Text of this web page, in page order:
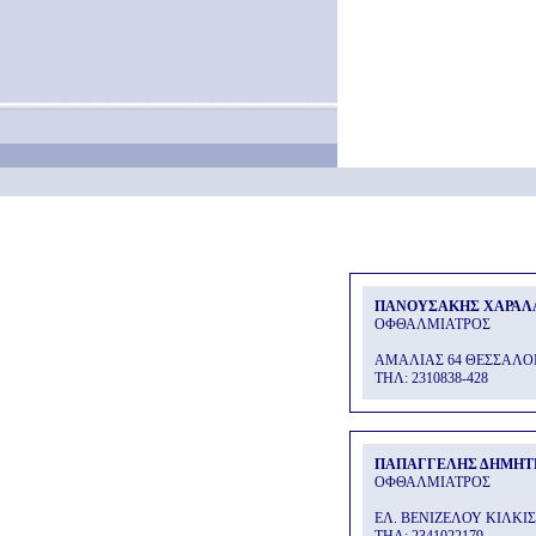
ΠΑΝΟΥΣΑΚΗΣ
ΟΦΘΑΛΜΙΑΤΡΟΣ
ΑΜΑΛΙΑΣ 64
THΛ: 2310838-428
ΠΑΠΑΓΓΕΛΗΣ
ΟΦΘΑΛΜΙΑΤΡΟΣ
ΕΛ. ΒΕΝΙΖΕΛΟΥ ΚΙΛΚΙΣ